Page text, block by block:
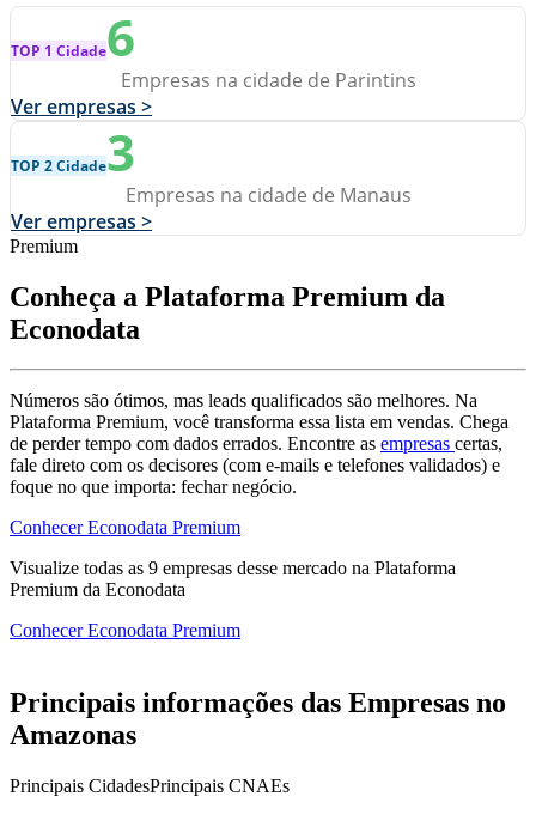
TOP 1 Cidade6
Empresas na cidade de Parintins
Ver empresas >
TOP 2 Cidade3
Empresas na cidade de Manaus
Ver empresas >
Premium
Conheça a Plataforma Premium da
Econodata
Números são ótimos, mas leads qualificados são melhores. Na
Plataforma Premium, você transforma essa lista em vendas. Chega
de perder tempo com dados errados. Encontre as empresas certas,
fale direto com os decisores (com e-mails e telefones validados) e
foque no que importa: fechar negócio.
Conhecer Econodata Premium
Visualize todas as 9 empresas desse mercado na Plataforma
Premium da Econodata
Conhecer Econodata Premium
Principais informações das Empresas no
Amazonas
Principais CidadesPrincipais CNAEs